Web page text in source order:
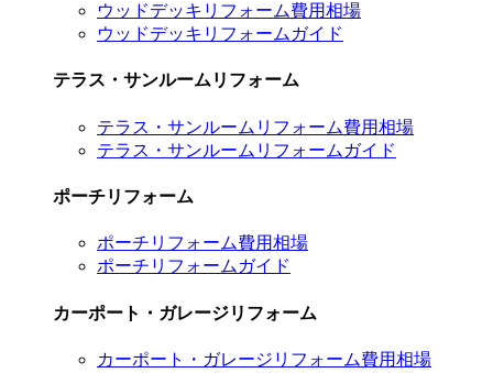
ウッドデッキリフォーム費用相場
ウッドデッキリフォームガイド
テラス・サンルームリフォーム
テラス・サンルームリフォーム費用相場
テラス・サンルームリフォームガイド
ポーチリフォーム
ポーチリフォーム費用相場
ポーチリフォームガイド
カーポート・ガレージリフォーム
カーポート・ガレージリフォーム費用相場